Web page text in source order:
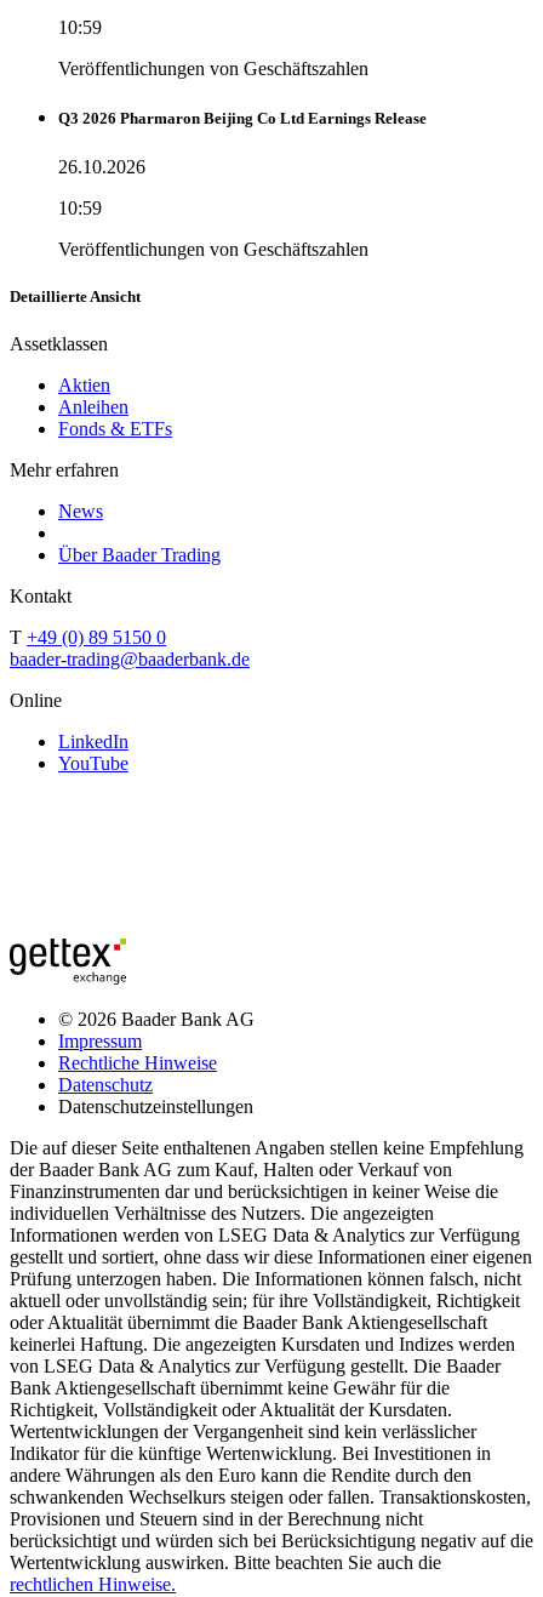
10:59
Veröffentlichungen von Geschäftszahlen
Q3 2026 Pharmaron Beijing Co Ltd Earnings Release
26.10.2026
10:59
Veröffentlichungen von Geschäftszahlen
Detaillierte Ansicht
Assetklassen
Aktien
Anleihen
Fonds & ETFs
Mehr erfahren
News
Über Baader Trading
Kontakt
T +49 (0) 89 5150 0
baader-trading@baaderbank.de
Online
LinkedIn
YouTube
© 2026 Baader Bank AG
Impressum
Rechtliche Hinweise
Datenschutz
Datenschutzeinstellungen
Die auf dieser Seite enthaltenen Angaben stellen keine Empfehlung
der Baader Bank AG zum Kauf, Halten oder Verkauf von
Finanzinstrumenten dar und berücksichtigen in keiner Weise die
individuellen Verhältnisse des Nutzers. Die angezeigten
Informationen werden von LSEG Data & Analytics zur Verfügung
gestellt und sortiert, ohne dass wir diese Informationen einer eigenen
Prüfung unterzogen haben. Die Informationen können falsch, nicht
aktuell oder unvollständig sein; für ihre Vollständigkeit, Richtigkeit
oder Aktualität übernimmt die Baader Bank Aktiengesellschaft
keinerlei Haftung. Die angezeigten Kursdaten und Indizes werden
von LSEG Data & Analytics zur Verfügung gestellt. Die Baader
Bank Aktiengesellschaft übernimmt keine Gewähr für die
Richtigkeit, Vollständigkeit oder Aktualität der Kursdaten.
Wertentwicklungen der Vergangenheit sind kein verlässlicher
Indikator für die künftige Wertenwicklung. Bei Investitionen in
andere Währungen als den Euro kann die Rendite durch den
schwankenden Wechselkurs steigen oder fallen. Transaktionskosten,
Provisionen und Steuern sind in der Berechnung nicht
berücksichtigt und würden sich bei Berücksichtigung negativ auf die
Wertentwicklung auswirken. Bitte beachten Sie auch die
rechtlichen Hinweise.